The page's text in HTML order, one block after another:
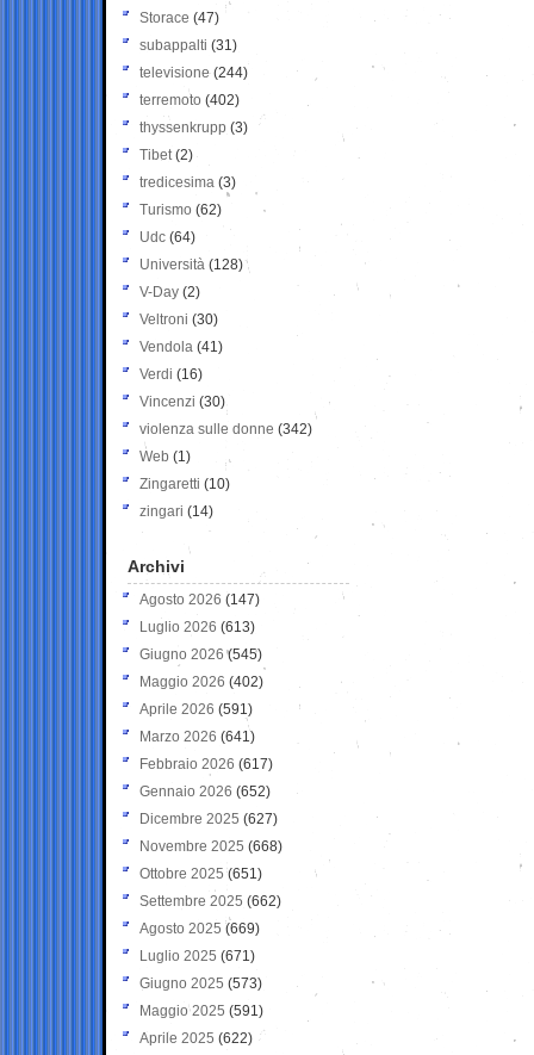
Storace (47)
subappalti (31)
televisione(244)
terremoto (402)
thyssenkrupp (3)
Tibet(2)
tredicesima (3)
Turismo (62)
Udc (64)
Università (128)
V-Day (2)
Veltroni (30)
Vendola (41)
Verdi (16)
Vincenzi (30)
violenza sulle donne (342)
Web (1)
Zingaretti (10)
zingari (14)
Archivi
Agosto 2026 (147)
Luglio 2026 (613)
Giugno 2026 (545)
Maggio 2026 (402)
Aprile 2026 (591)
Marzo 2026 (641)
Febbraio 2026 (617)
Gennaio 2026 (652)
Dicembre 2025 (627)
Novembre 2025 (668)
Ottobre 2025 (651)
Settembre 2025 (662)
Agosto 2025 (669)
Luglio 2025 (671)
Giugno 2025 (573)
Maggio 2025 (591)
Aprile 2025 (622)